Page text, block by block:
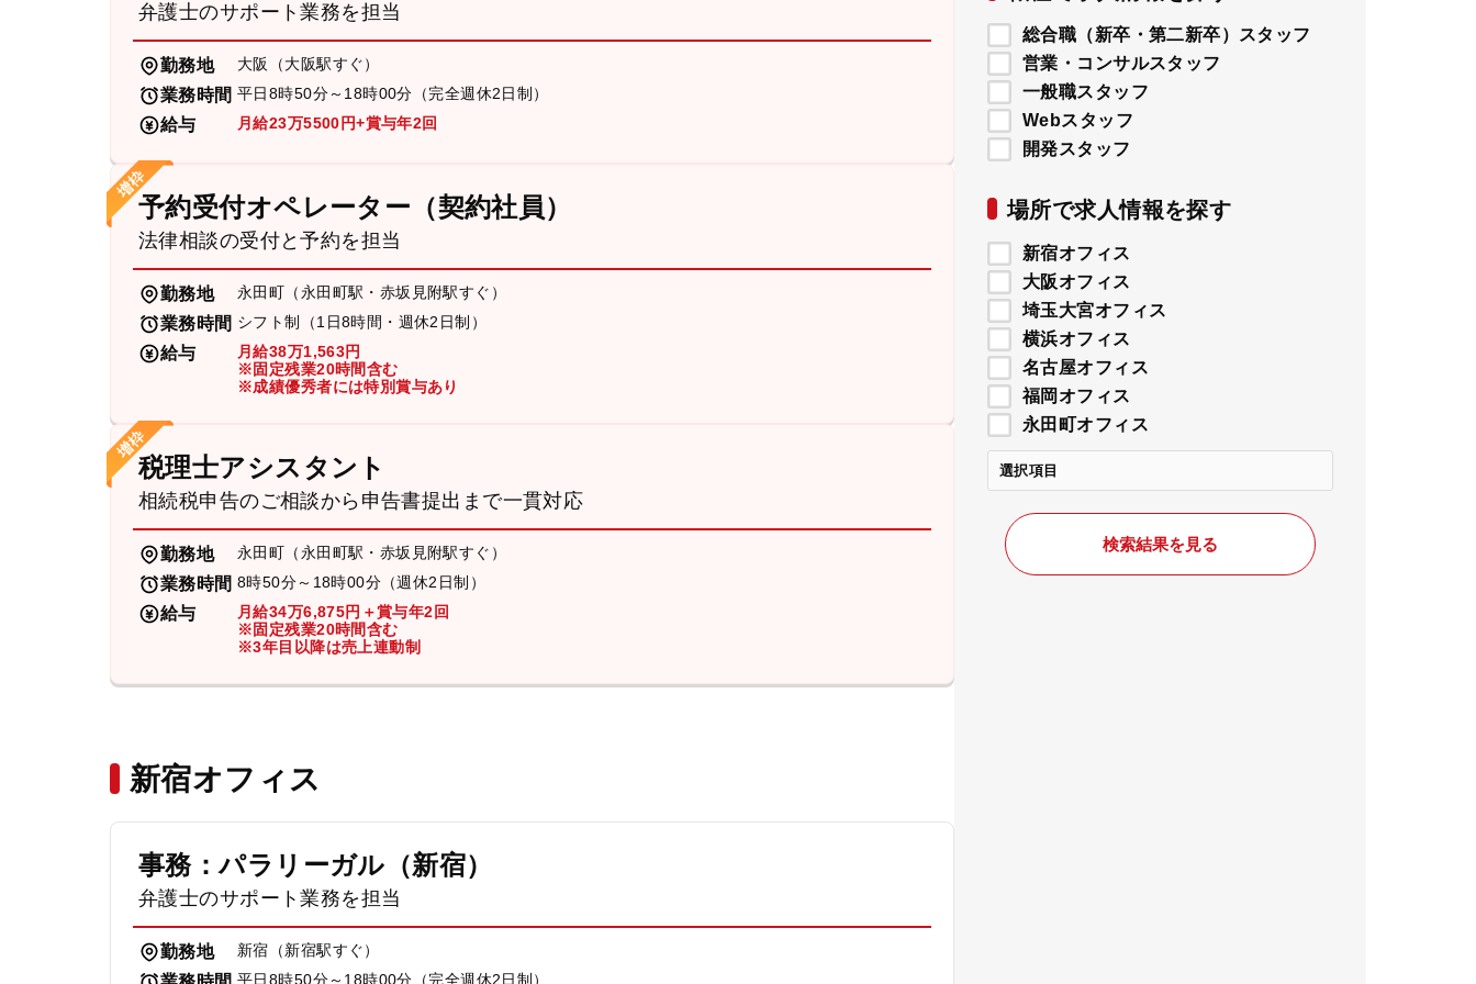
総合職（新卒・第二新卒）スタッフ
営業・コンサルスタッフ
一般職スタッフ
Webスタッフ
開発スタッフ
場所で求人情報を探す
新宿オフィス
大阪オフィス
埼玉大宮オフィス
横浜オフィス
名古屋オフィス
福岡オフィス
永田町オフィス
選択項目
検索結果を見る
弁護士のサポート業務を担当
勤務地 大阪（大阪駅すぐ）
業務時間 平日8時50分～18時00分（完全週休2日制）
給与 月給23万5500円+賞与年2回
予約受付オペレーター（契約社員）
法律相談の受付と予約を担当
勤務地 永田町（永田町駅・赤坂見附駅すぐ）
業務時間 シフト制（1日8時間・週休2日制）
給与
月給38万1,563円
※固定残業20時間含む
※成績優秀者には特別賞与あり
税理士アシスタント
相続税申告のご相談から申告書提出まで一貫対応
勤務地 永田町（永田町駅・赤坂見附駅すぐ）
業務時間 8時50分～18時00分（週休2日制）
給与
月給34万6,875円＋賞与年2回
※固定残業20時間含む
※3年目以降は売上連動制
新宿オフィス
事務：パラリーガル（新宿）
弁護士のサポート業務を担当
勤務地 新宿（新宿駅すぐ）
平日8時50分～18時00分（完全週休2日制）